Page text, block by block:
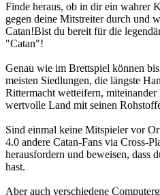
Finde heraus, ob in dir ein wahrer
gegen deine Mitstreiter durch und
Catan!Bist du bereit für die
"Catan"!
Genau wie im Brettspiel können
meisten Siedlungen, die längste
Rittermacht wetteifern, miteinander
wertvolle Land mit seinen
Sind einmal keine Mitspieler vor
4.0 andere Catan-Fans via Cross-
herausfordern und beweisen, dass
hast.
Aber auch verschiedene